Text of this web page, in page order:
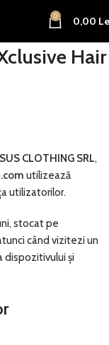
0 0,00
Hair
CLOTHING SRL,
utilizează
utilizatorilor.
stocat pe
când vizitezi un
dispozitivului și